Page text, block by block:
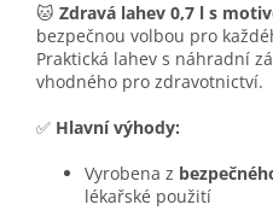
🐱 Zdravá lahev 0,7 l s
bezpečnou volbou pro
Praktická lahev s náhradní
vhodného pro zdravotnictví.
✅ Hlavní výhody:
Vyrobena z
lékařské použití